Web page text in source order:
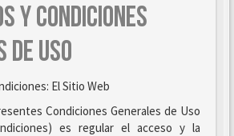
Y CONDICIONES
DE USO
El Sitio Web
Condiciones Generales de Uso
es regular el acceso y la